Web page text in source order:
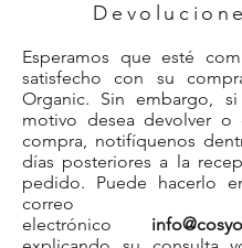
Esperamos que esté
satisfecho con su
Organic. Sin embargo,
motivo desea devolver o
compra, notifíquenos
días posteriores a la
pedido. Puede hacerlo
correo
electrónico